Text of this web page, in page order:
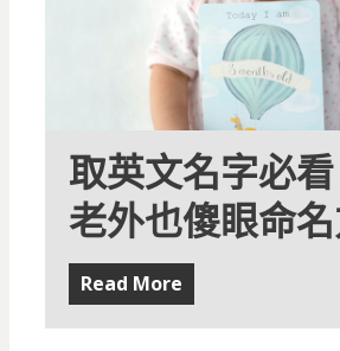
取英文名字必
老外也傻眼命
Read More